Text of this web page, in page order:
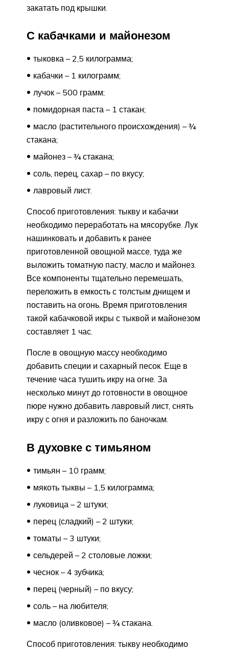
закатать под крышки.
С кабачками и майонезом
тыковка – 2,5 килограмма;
кабачки – 1 килограмм;
лучок – 500 грамм;
помидорная паста – 1 стакан;
масло (растительного происхождения) – ¾
стакана;
майонез – ¾ стакана;
соль, перец, сахар – по вкусу;
лавровый лист.
Способ приготовления: тыкву и кабачки
необходимо переработать на мясорубке. Лук
нашинковать и добавить к ранее
приготовленной овощной массе, туда же
выложить томатную пасту, масло и майонез.
Все компоненты тщательно перемешать,
переложить в емкость с толстым днищем и
поставить на огонь. Время приготовления
такой кабачковой икры с тыквой и майонезом
составляет 1 час.
После в овощную массу необходимо
добавить специи и сахарный песок. Еще в
течение часа тушить икру на огне. За
несколько минут до готовности в овощное
пюре нужно добавить лавровый лист, снять
икру с огня и разложить по баночкам.
В духовке с тимьяном
тимьян – 10 грамм;
мякоть тыквы – 1,5 килограмма;
луковица – 2 штуки;
перец (сладкий) – 2 штуки;
томаты – 3 штуки;
сельдерей – 2 столовые ложки;
чеснок – 4 зубчика;
перец (черный) – по вкусу;
соль – на любителя;
масло (оливковое) – ¾ стакана.
Способ приготовления: тыкву необходимо